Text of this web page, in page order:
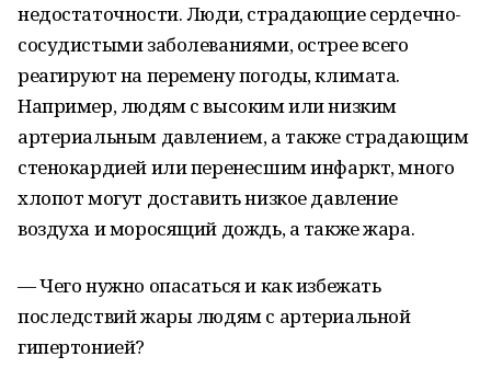
недостаточности. Люди, страдающие сердечно-
сосудистыми заболеваниями, острее всего
реагируют на перемену погоды, климата.
Например, людям с высоким или низким
артериальным давлением, а также страдающим
стенокардией или перенесшим инфаркт, много
хлопот могут доставить низкое давление
воздуха и моросящий дождь, а также жара.
— Чего нужно опасаться и как избежать
последствий жары людям с артериальной
гипертонией?